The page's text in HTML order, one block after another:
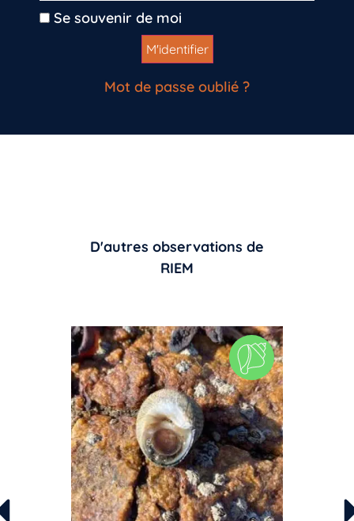
Se souvenir de moi
Mot de passe oublié ?
D'autres observations de
RIEM